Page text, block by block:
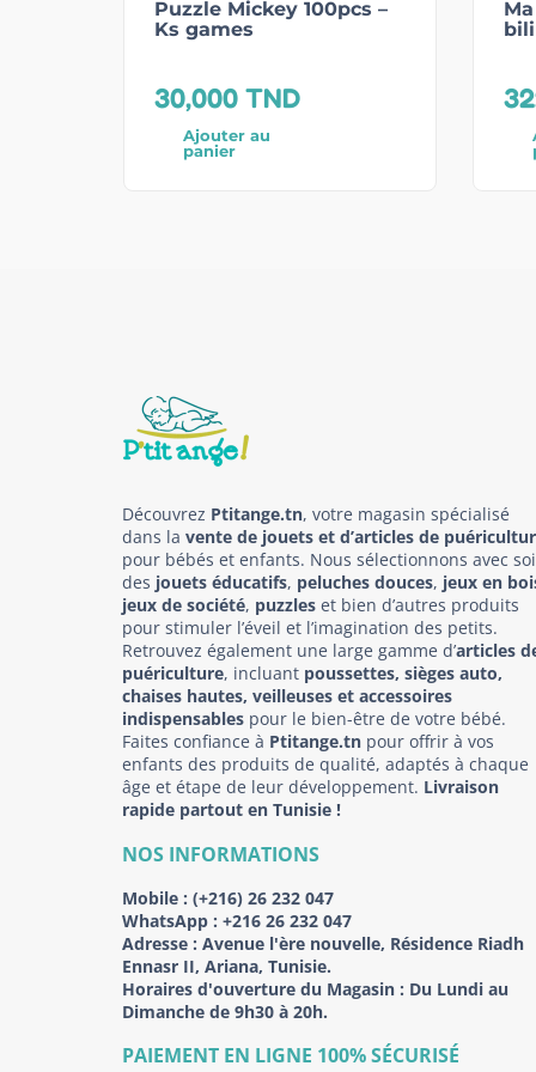
Puzzle Mickey 100pcs –
Ks games
30,000 TND
Ajouter au
panier
Découvrez Ptitange.tn, votre magasin spécialisé
dans la vente de jouets et d’articles de
pour bébés et enfants. Nous sélectionnons avec
des jouets éducatifs, peluches douces, jeux en
jeux de société, puzzles et bien d’autres produits
pour stimuler l’éveil et l’imagination des petits.
Retrouvez également une large gamme d’articles
puériculture, incluant poussettes, sièges auto,
chaises hautes, veilleuses et accessoires
indispensables pour le bien-être de votre bébé.
Faites confiance à Ptitange.tn pour offrir à vos
enfants des produits de qualité, adaptés à chaque
âge et étape de leur développement. Livraison
rapide partout en Tunisie !
NOS INFORMATIONS
Mobile : (+216) 26 232 047
WhatsApp : +216 26 232 047
Adresse : Avenue l'ère nouvelle, Résidence Riadh
Ennasr II, Ariana, Tunisie.
Horaires d'ouverture du Magasin : Du Lundi au
Dimanche de 9h30 à 20h.
PAIEMENT EN LIGNE 100% SÉCURISÉ